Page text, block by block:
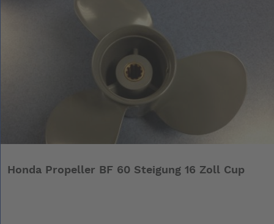
Honda Propeller BF 60 Steigung 16 Zoll Cup